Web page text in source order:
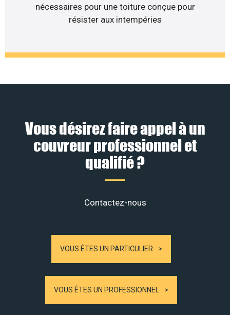
nécessaires pour une toiture conçue pour
résister aux intempéries
Vous désirez faire appel à un
couvreur professionnel et
qualifié ?
Contactez-nous
VOUS ÊTES UN PARTICULIER
VOUS ÊTES UN PROFESSIONNEL